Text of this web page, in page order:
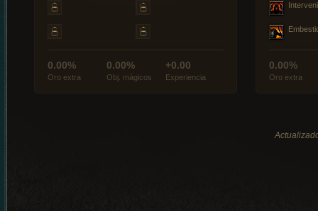
0.00%
Oro extra
0.00%
Obj. mágicos
+0.00
Experiencia
0.00%
Oro extra